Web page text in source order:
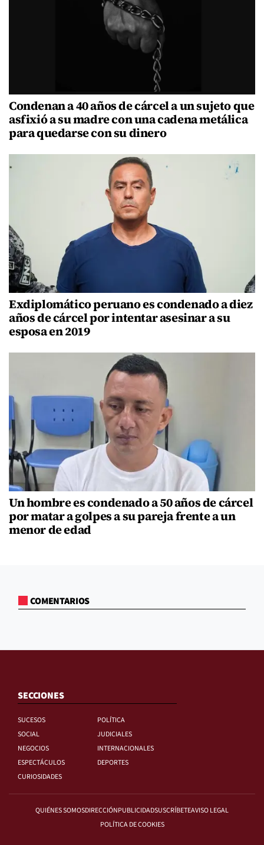
Condenan a 40 años de cárcel a un sujeto que
asfixió a su madre con una cadena metálica
para quedarse con su dinero
Exdiplomático peruano es condenado a diez
años de cárcel por intentar asesinar a su
esposa en 2019
Un hombre es condenado a 50 años de cárcel
por matar a golpes a su pareja frente a un
menor de edad
COMENTARIOS
SECCIONES
SUCESOS
POLÍTICA
SOCIAL
JUDICIALES
NEGOCIOS
INTERNACIONALES
ESPECTÁCULOS
DEPORTES
CURIOSIDADES
QUIÉNES SOMOSDIRECCIÓNPUBLICIDADSUSCRÍBETEAVISO LEGAL
POLÍTICA DE COOKIES